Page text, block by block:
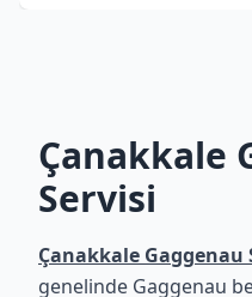
Çanakkale
Servisi
Çanakkale Gaggenau
genelinde Gaggenau